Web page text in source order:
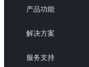
产品功能
解决方案
服务支持